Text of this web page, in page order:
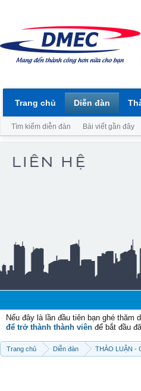
Nếu đây là lần đầu tiên bạn ghé
để trở thành thành viên để bắt đầu
Trang chủ Diễn đàn THẢO LUẬN -
Trang chủ Diễn đàn
Tìm kiếm diễn đàn Bài viết gần đây